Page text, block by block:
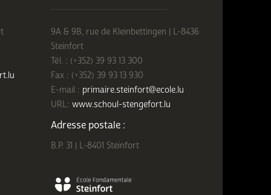
9A & 9B, rue de Kleinbettingen | L-8436
Steinfort
Tél. : (+352) 39 93 13 300
Fax : (+352) 39 93 13 930
E-mail : primaire.steinfort@ecole.lu
URL: www.schoul-stengefort.lu
Adresse postale :
B.P. 31 | L-8401 Steinfort